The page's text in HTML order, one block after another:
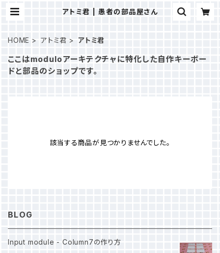
アトミ君 | 愚者の部品屋さん
HOME アトミ君 アトミ君
ここはmoduloアーキテクチャに特化した自作キーボー
ドと部品のショップです。
該当する商品が見つかりませんでした。
BLOG
Input module - Column7の作り方